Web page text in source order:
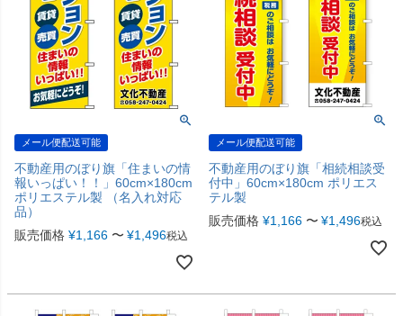
メール便配送可能
不動産用のぼり旗「住まいの情
報いっぱい！！」60cm×180cm
ポリエステル製 （名入れ対応
品）
販売価格 ¥1,166 〜 ¥1,496税込
メール便配送可能
不動産用のぼり旗「相続相談受
付中」60cm×180cm ポリエス
テル製
販売価格 ¥1,166 〜 ¥1,496税込